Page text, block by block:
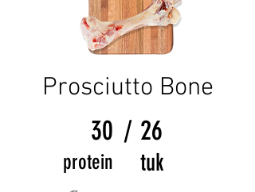
Prosciutto Bone
30
protein
/ 26
tuk